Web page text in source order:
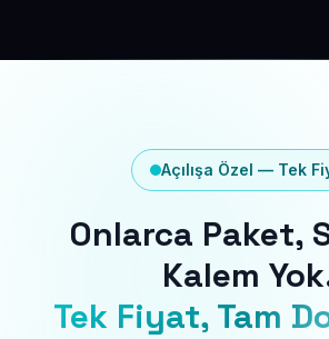
Açılışa Özel — Tek
Onlarca Paket,
Kalem
Tek Fiyat, Tam